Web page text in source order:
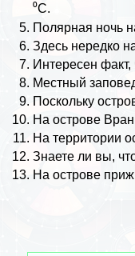
⁰С.
Полярная ночь
Здесь нередко
Интересен факт,
Местный
Поскольку
На острове
На территории
Знаете ли вы,
На острове